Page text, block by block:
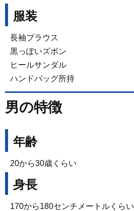
服装
長袖ブラウス
黒っぽいズボン
ヒールサンダル
ハンドバッグ所持
男の特徴
年齢
20から30歳くらい
身長
170から180センチメートルくらい